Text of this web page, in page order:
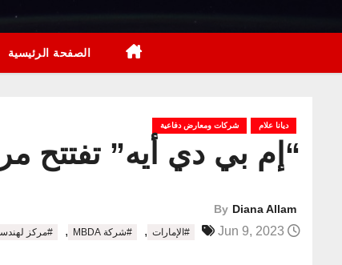
الصفحة الرئيسية
ديانا علام شركات ومعارض دفاعية
“إم بي دي أيه” تفتتح
By Diana Allam
#الإمارات , #شركة MBDA , #مركز